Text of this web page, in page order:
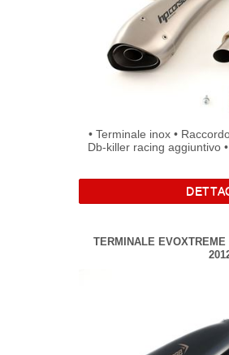
• Terminale inox •
Db-killer racing aggiuntivo
TERMINALE